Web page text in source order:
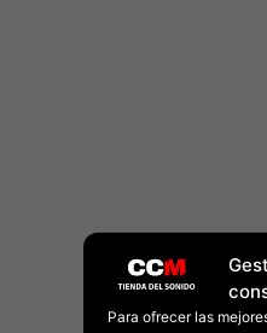
Para ofrecer las